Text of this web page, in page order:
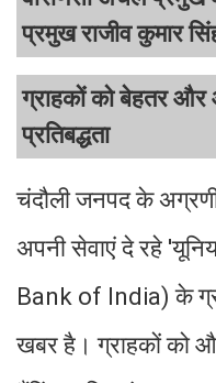
प्रमुख राजीव कुमार
ग्राहकों को बेहतर
प्रतिबद्धता
चंदौली जनपद के
अपनी सेवाएं दे रहे
Bank of India) के
खबर है। ग्राहकों को